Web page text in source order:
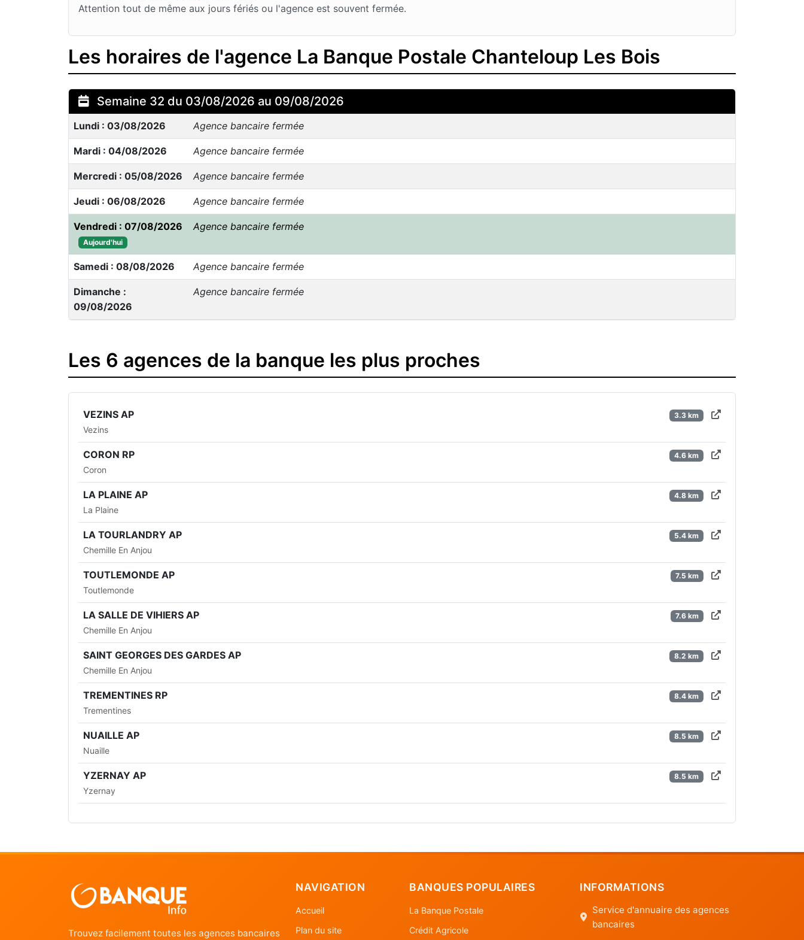
Attention tout de même aux jours fériés ou l'agence est souvent fermée.
Les horaires de l'agence La Banque Postale Chanteloup Les Bois
Semaine 32 du 03/08/2026 au 09/08/2026
Lundi : 03/08/2026 Agence bancaire fermée
Mardi : 04/08/2026 Agence bancaire fermée
Mercredi : 05/08/2026 Agence bancaire fermée
Jeudi : 06/08/2026 Agence bancaire fermée
Vendredi : 07/08/2026
Aujourd'hui
Agence bancaire fermée
Samedi : 08/08/2026 Agence bancaire fermée
Dimanche :
09/08/2026
Agence bancaire fermée
Les 6 agences de la banque les plus proches
VEZINS AP
Vezins
3.3 km
CORON RP
Coron
4.6 km
LA PLAINE AP
La Plaine
4.8 km
LA TOURLANDRY AP
Chemille En Anjou
5.4 km
TOUTLEMONDE AP
Toutlemonde
7.5 km
LA SALLE DE VIHIERS AP
Chemille En Anjou
7.6 km
SAINT GEORGES DES GARDES AP
Chemille En Anjou
8.2 km
TREMENTINES RP
Trementines
8.4 km
NUAILLE AP
Nuaille
8.5 km
YZERNAY AP
Yzernay
8.5 km
Trouvez facilement toutes les agences bancaires
NAVIGATION
Accueil
Plan du site
BANQUES POPULAIRES
La Banque Postale
Crédit Agricole
INFORMATIONS
Service d'annuaire des agences
bancaires